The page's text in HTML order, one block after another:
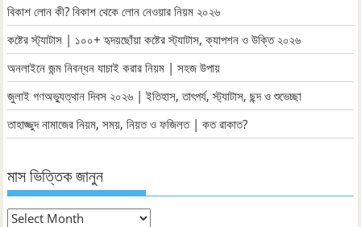
বিকাশ লোন কী? বিকাশ থেকে লোন নেওয়ার নিয়ম ২০২৬
কষ্টের স্ট্যাটাস | ১০০+ হৃদয়ছোঁয়া কষ্টের স্ট্যাটাস, ক্যাপশন ও উক্তি ২০২৬
অনলাইনে জন্ম নিবন্ধন যাচাই করার নিয়ম | সহজ উপায়
জুলাই গণঅভ্যুত্থান দিবস ২০২৬ | ইতিহাস, তাৎপর্য, স্ট্যাটাস, ছন্দ ও শুভেচ্ছা
তাহাজ্জুদ নামাজের নিয়ম, সময়, নিয়ত ও ফজিলত | কত রাকাত?
মাস ভিত্তিক জানুন
মাস